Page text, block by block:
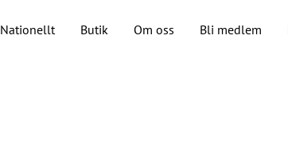
Nationellt Butik Om oss Bli medlem